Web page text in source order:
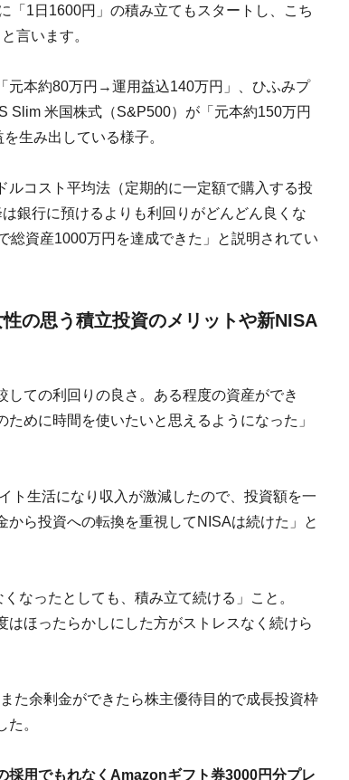
「1日1600円」の積み立てもスタートし、こち
言います。
元本約80万円→運用益込140万円」、ひふみプ
米国株式（S&P500）が「元本約150万円
生み出している様子。
ルコスト平均法（定期的に一定額で購入する投
銀行に預けるよりも利回りがどんどん良くな
総資産1000万円を達成できた」と説明されてい
の思う積立投資のメリットや新NISA
ての利回りの良さ。ある程度の資産ができ
めに時間を使いたいと思えるようになった」
ト生活になり収入が激減したので、投資額を一
ら投資への転換を重視してNISAは続けた」と
なったとしても、積み立て続ける」こと。
はほったらかしにした方がストレスなく続けら
た余剰金ができたら株主優待目的で成長投資枠
。
用でもれなくAmazonギフト券3000円分プレ